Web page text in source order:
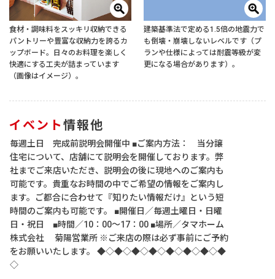
食材・調味料をスッキリ収納できる
パントリーや豊富な収納力を誇るカ
ップボード。日々のお料理を楽しく
快適にする工夫が詰まっています
（画像はイメージ）。
建築基準法で定める1.5倍の地震力で
も倒壊・崩壊しないレベルです（プ
ランや仕様によっては耐震等級が変
更になる場合があります）。
イベント 情報他
毎週土日 完成前説明会開催中 ■ご案内方法： 当分譲
住宅について、店舗にて説明会を開催しております。弊
社までご来店いただき、説明会の後に現地へのご案内も
可能です。貴重なお時間の中でご希望の情報をご案内し
ます。ご都合に合わせて『知りたい情報だけ』という短
時間のご案内も可能です。 ■開催日／毎週土曜日・日曜
日・祝日 ■時間／10：00～17：00 ■場所／タマホーム
株式会社 菊陽営業所 ※ご来店の際は必ず事前にご予約
をお願いいたします。 ◆◇◆◇◆◇◆◇◆◇◆◇◆◇◆
◇